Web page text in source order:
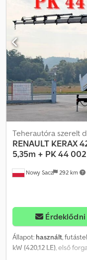
stabilitásprogram
hívjon minket a
Codjzng Egopfx Afvsha
Bluetooth, multimédiás
elektromos tükrök és
Nowy Sacz 292 km
Teherautóra szerelt
RENAULT KERAX
5,35m + PK 44
Érdeklődni
Állapot: használt,
kW (420,12 LE), első
,